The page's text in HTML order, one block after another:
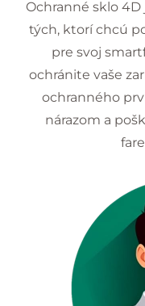
Ochranné sklo
tých, ktorí chcú
pre svoj
ochránite vaše
ochranného
nárazom a